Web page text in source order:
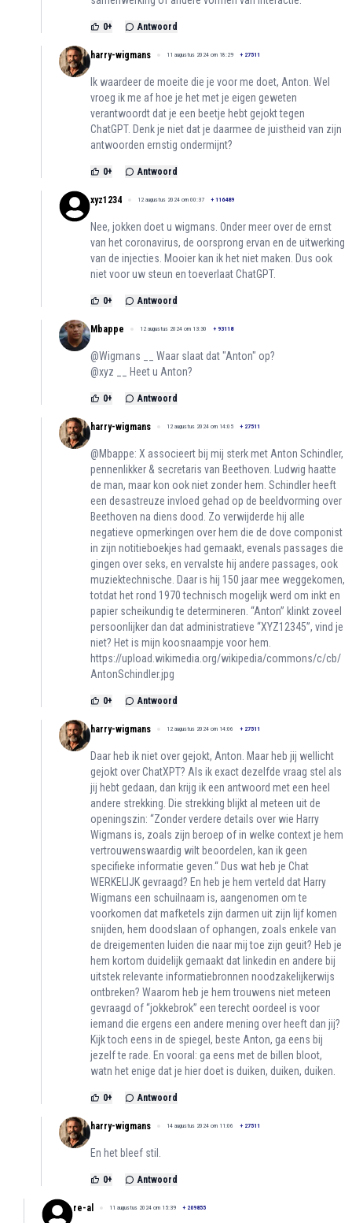
0+ Antwoord
harry-wigmans 11 augustus 2024 om 18:29 + 27511
Ik waardeer de moeite die je voor me doet, Anton. Wel
vroeg ik me af hoe je het met je eigen geweten
verantwoordt dat je een beetje hebt gejokt tegen
ChatGPT. Denk je niet dat je daarmee de juistheid van zijn
antwoorden ernstig ondermijnt?
0+ Antwoord
xyz1234 12 augustus 2024 om 00:37 + 116489
Nee, jokken doet u wigmans. Onder meer over de ernst
van het coronavirus, de oorsprong ervan en de uitwerking
van de injecties. Mooier kan ik het niet maken. Dus ook
niet voor uw steun en toeverlaat ChatGPT.
0+ Antwoord
Mbappe 12 augustus 2024 om 13:30 + 93118
@Wigmans __ Waar slaat dat "Anton" op?
@xyz __ Heet u Anton?
0+ Antwoord
harry-wigmans 12 augustus 2024 om 14:05 + 27511
@Mbappe: X associeert bij mij sterk met Anton Schindler,
pennenlikker & secretaris van Beethoven. Ludwig haatte
de man, maar kon ook niet zonder hem. Schindler heeft
een desastreuze invloed gehad op de beeldvorming over
Beethoven na diens dood. Zo verwijderde hij alle
negatieve opmerkingen over hem die de dove componist
in zijn notitieboekjes had gemaakt, evenals passages die
gingen over seks, en vervalste hij andere passages, ook
muziektechnische. Daar is hij 150 jaar mee weggekomen,
totdat het rond 1970 technisch mogelijk werd om inkt en
papier scheikundig te determineren. “Anton” klinkt zoveel
persoonlijker dan dat administratieve “XYZ12345”, vind je
niet? Het is mijn koosnaampje voor hem.
https://upload.wikimedia.org/wikipedia/commons/c/cb/
AntonSchindler.jpg
0+ Antwoord
harry-wigmans 12 augustus 2024 om 14:06 + 27511
Daar heb ik niet over gejokt, Anton. Maar heb jij wellicht
gejokt over ChatXPT? Als ik exact dezelfde vraag stel als
jij hebt gedaan, dan krijg ik een antwoord met een heel
andere strekking. Die strekking blijkt al meteen uit de
openingszin: “Zonder verdere details over wie Harry
Wigmans is, zoals zijn beroep of in welke context je hem
vertrouwenswaardig wilt beoordelen, kan ik geen
specifieke informatie geven.“ Dus wat heb je Chat
WERKELIJK gevraagd? En heb je hem verteld dat Harry
Wigmans een schuilnaam is, aangenomen om te
voorkomen dat mafketels zijn darmen uit zijn lijf komen
snijden, hem doodslaan of ophangen, zoals enkele van
de dreigementen luiden die naar mij toe zijn geuit? Heb je
hem kortom duidelijk gemaakt dat linkedin en andere bij
uitstek relevante informatiebronnen noodzakelijkerwijs
ontbreken? Waarom heb je hem trouwens niet meteen
gevraagd of “jokkebrok” een terecht oordeel is voor
iemand die ergens een andere mening over heeft dan jij?
Kijk toch eens in de spiegel, beste Anton, ga eens bij
jezelf te rade. En vooral: ga eens met de billen bloot,
watn het enige dat je hier doet is duiken, duiken, duiken.
0+ Antwoord
harry-wigmans 14 augustus 2024 om 11:06 + 27511
En het bleef stil.
0+ Antwoord
re-al 11 augustus 2024 om 15:39 + 209855